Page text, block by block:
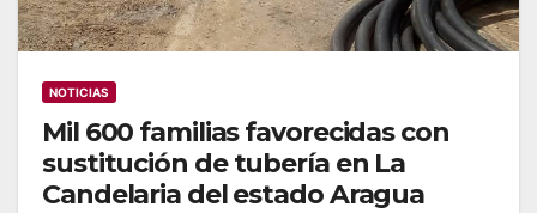
NOTICIAS
Mil 600 familias favorecidas con
sustitución de tubería en La
Candelaria del estado Aragua